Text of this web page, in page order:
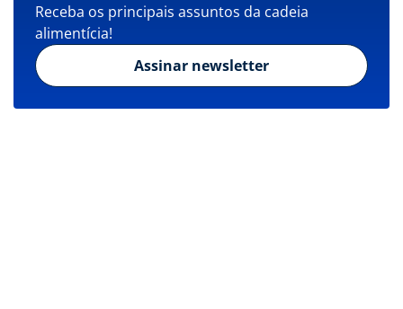
Receba os principais assuntos da cadeia
alimentícia!
Assinar newsletter